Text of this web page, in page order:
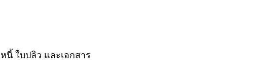
นี้ ใบปลิว และเอกสาร